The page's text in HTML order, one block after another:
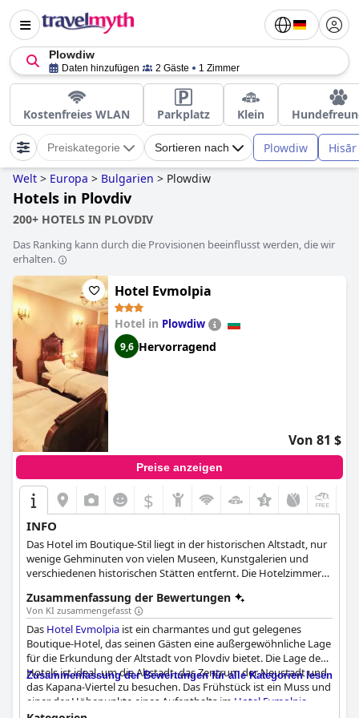
Plowdiw
Daten hinzufügen 2 Gäste 1 Zimmer
Kostenfreies WLAN Parkplatz Klein
Preiskategorie Sortieren nach Plowdiw Hisār
Welt > Europa > Bulgarien > Plowdiw
Hotels in Plovdiv
200+ HOTELS IN PLOVDIV
Das Ranking kann durch die Provisionen beeinflusst werden, die wir
erhalten.
Hotel Evmolpia
Hotel in Plowdiw
9,6 Hervorragend
Von 81 $
Preise anzeigen
$
INFO
Das Hotel im Boutique-Stil liegt in der historischen Altstadt, nur
wenige Gehminuten von vielen Museen, Kunstgalerien und
verschiedenen historischen Stätten entfernt. Die Hotelzimmer
Besucher während ihres Aufenthalts benötigen. Hotelgäste ab
18 Jahren werden täglich zwischen 18 und 20 Uhr mit einer
kleinen Flasche Wein ihrer Wahl und einer Auswahl feinster
bulgarischer Käse verwöhnt. Das Hotel Evmolpia hilft seinen
Gästen auf Wunsch auch bei der Organisation von Mietwagen
und Flughafentransfers.
Zusammenfassung der Bewertungen
Von KI zusammengefasst
Das Hotel Evmolpia ist ein charmantes und gut gelegenes
Boutique-Hotel, das seinen Gästen eine außergewöhnliche Lage
für die Erkundung der Altstadt von Plovdiv bietet. Die Lage des
Hotels ist ideal, um die Altstadt, das Zentrum der Neustadt und
das Kapana-Viertel zu besuchen. Das Frühstück ist ein Muss und
einer der Höhepunkte eines Aufenthalts im Hotel Evmolpia
Zusammenfassung der Bewertungen für alle Kategorien lesen